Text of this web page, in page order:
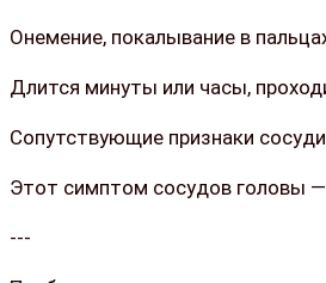
Онемение, покалывание в
Длится минуты или часы,
Сопутствующие признаки
Этот симптом сосудов головы —
---